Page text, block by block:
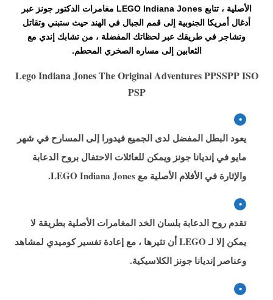
الأصلية ، تتابع LEGO Indiana Jones مغامرات الدكتور جونز عبر
أدغال أمريكا الجنوبية إلى قمم الجبال في الهند حيث ستبني وتقاتل
وتشاجر في طريقك عبر لحظاتك المفضلة ، من تشابك إندي مع
الثعابين إلى مساره الصخري المحطم.
Lego Indiana Jones The Original Adventures PPSSPP ISO
PSP
يعود البطل المفضل لدى الجميع فيدورا إلى المسارح في شهر
مايو في إنديانا جونز ويمكن للعائلات الاحتفال بروح الدعابة
والإثارة في الأفلام الأصلية مع LEGO Indiana Jones.
تقدم روح الدعابة بلسان الخد المغامرات الأصلية بطريقة لا
يمكن إلا لـ LEGO أن تثيرها ، مع إعادة تفسير كوميدي لمشاهد
وعناصر إنديانا جونز الكلاسيكية.